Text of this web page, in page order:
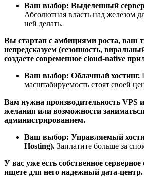
Ваш выбор: Выделенный сервер
Абсолютная власть над железом
ней делать.
Вы стартап с амбициями роста, ваш
непредсказуем (сезонность,
создаете современное cloud-native
Ваш выбор: Облачный хостинг.
масштабируемость стоят своей
Вам нужна производительность VPS
желания или возможности
администрированием.
Ваш выбор: Управляемый
Hosting). Заплатите больше за
У вас уже есть собственное
ищете для него надежный дата-центр.